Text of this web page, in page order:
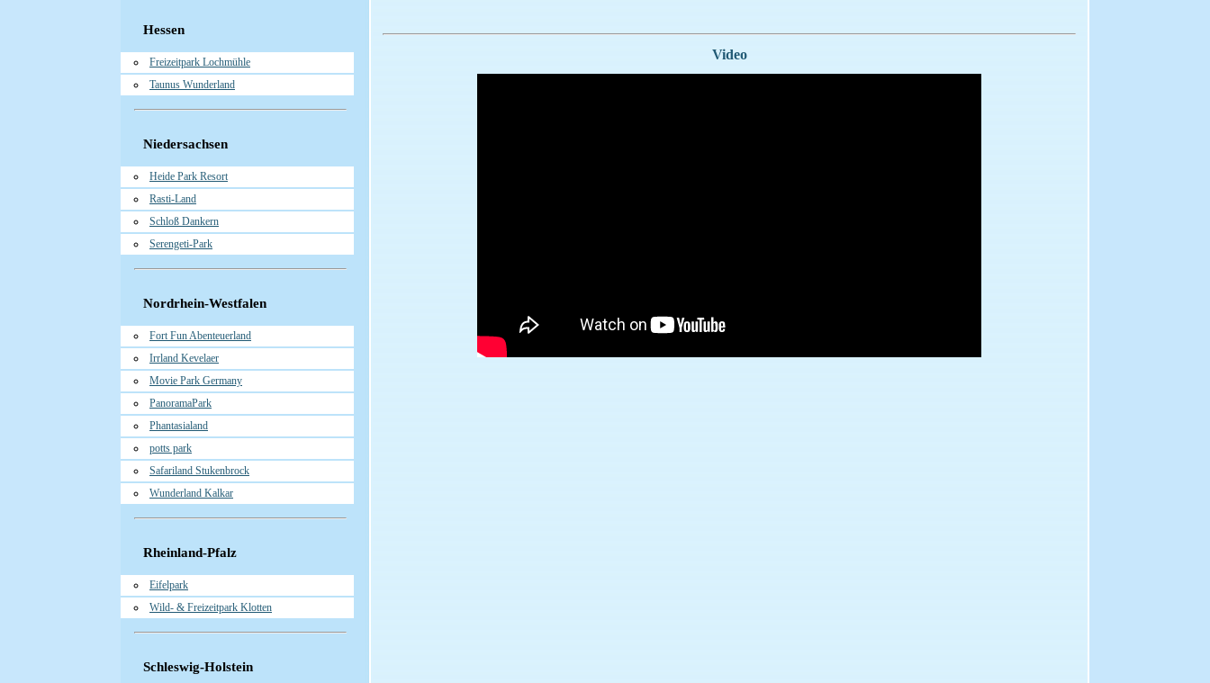
Hessen
Freizeitpark Lochmühle
Taunus Wunderland
Niedersachsen
Heide Park Resort
Rasti-Land
Schloß Dankern
Serengeti-Park
Nordrhein-Westfalen
Fort Fun Abenteuerland
Irrland Kevelaer
Movie Park Germany
PanoramaPark
Phantasialand
potts park
Safariland Stukenbrock
Wunderland Kalkar
Rheinland-Pfalz
Eifelpark
Wild- & Freizeitpark Klotten
Schleswig-Holstein
Video